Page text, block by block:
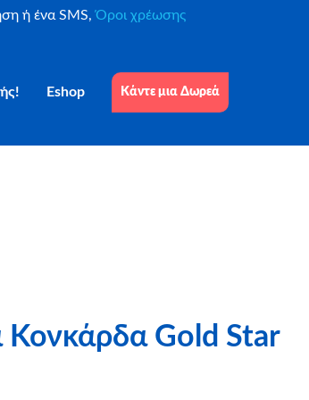
ή ένα SMS,Όροι χρέωσης
Eshop Κάντε μια Δωρεά
Gold Star